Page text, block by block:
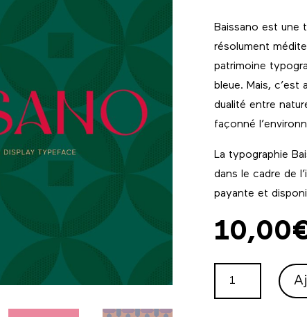
Baissano est une
résolument
patrimoine
bleue. Mais, c’est
dualité entre
façonné
La typographie
dans le cadre de
payante et
10,00
QUANTITÉ